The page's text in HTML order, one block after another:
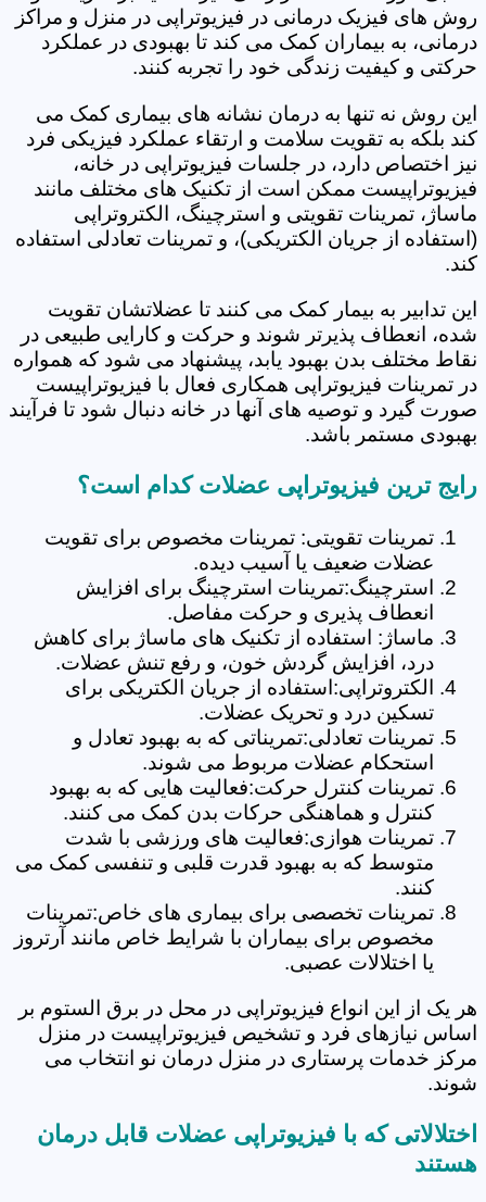
روش های فیزیک درمانی در فیزیوتراپی در منزل و مراکز
درمانی، به بیماران کمک می کند تا بهبودی در عملکرد
حرکتی و کیفیت زندگی خود را تجربه کنند.
این روش نه تنها به درمان نشانه های بیماری کمک می
کند بلکه به تقویت سلامت و ارتقاء عملکرد فیزیکی فرد
نیز اختصاص دارد، در جلسات فیزیوتراپی در خانه،
فیزیوتراپیست ممکن است از تکنیک های مختلف مانند
ماساژ، تمرینات تقویتی و استرچینگ، الکتروتراپی
(استفاده از جریان الکتریکی)، و تمرینات تعادلی استفاده
کند.
این تدابیر به بیمار کمک می کنند تا عضلاتشان تقویت
شده، انعطاف پذیرتر شوند و حرکت و کارایی طبیعی در
نقاط مختلف بدن بهبود یابد، پیشنهاد می شود که همواره
در تمرینات فیزیوتراپی همکاری فعال با فیزیوتراپیست
صورت گیرد و توصیه های آنها در خانه دنبال شود تا فرآیند
بهبودی مستمر باشد.
رایج ترین فیزیوتراپی عضلات کدام است؟
تمرینات تقویتی: تمرینات مخصوص برای تقویت
عضلات ضعیف یا آسیب دیده.
استرچینگ:تمرینات استرچینگ برای افزایش
انعطاف پذیری و حرکت مفاصل.
ماساژ: استفاده از تکنیک های ماساژ برای کاهش
درد، افزایش گردش خون، و رفع تنش عضلات.
الکتروتراپی:استفاده از جریان الکتریکی برای
تسکین درد و تحریک عضلات.
تمرینات تعادلی:تمریناتی که به بهبود تعادل و
استحکام عضلات مربوط می شوند.
تمرینات کنترل حرکت:فعالیت هایی که به بهبود
کنترل و هماهنگی حرکات بدن کمک می کنند.
تمرینات هوازی:فعالیت های ورزشی با شدت
متوسط که به بهبود قدرت قلبی و تنفسی کمک می
کنند.
تمرینات تخصصی برای بیماری های خاص:تمرینات
مخصوص برای بیماران با شرایط خاص مانند آرتروز
یا اختلالات عصبی.
هر یک از این انواع فیزیوتراپی در محل در برق الستوم بر
اساس نیازهای فرد و تشخیص فیزیوتراپیست در منزل
مرکز خدمات پرستاری در منزل درمان نو انتخاب می
شوند.
اختلالاتی که با فیزیوتراپی عضلات قابل درمان
هستند